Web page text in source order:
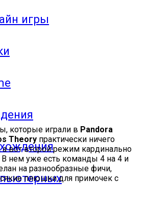
игры
которые играли в Pandora
Theory практически ничего
а вот второй режим кардинально
В нем уже есть команды 4 на 4 и
на разнообразные фичи,
плюшки для примочек с